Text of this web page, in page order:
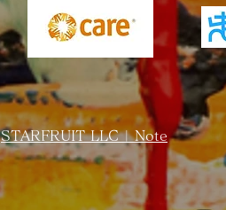
STARFRUIT LLC | Note